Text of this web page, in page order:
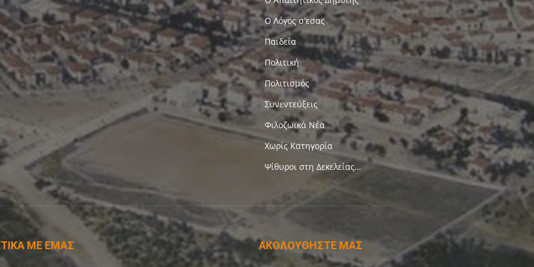
Ο Λόγος σ'εσας
Παιδεία
Πολιτική
Πολιτισμός
Συνεντεύξεις
Φιλοζωικά Νέα
Χωρίς Κατηγορία
Ψίθυροι στη Δεκελείας…
ΜΕ ΕΜΑΣ ΑΚΟΛΟΥΘΗΣΤΕ ΜΑΣ